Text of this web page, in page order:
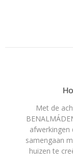
Met de
afwerkingen
samengaan
huizen te